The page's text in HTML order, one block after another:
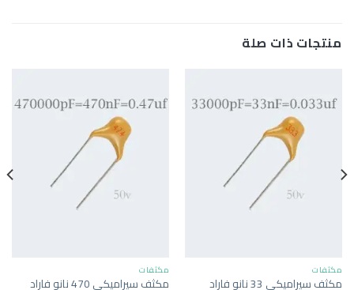
منتجات ذات صلة
مكثفات
مكثف سيراميكي 33 نانو فاراد
مكثفات
مكثف سيراميكي 470 نانو فاراد